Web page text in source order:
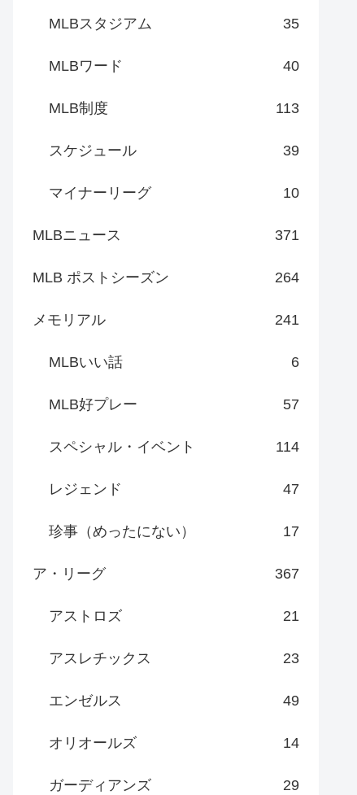
MLBスタジアム 35
MLBワード 40
MLB制度 113
スケジュール 39
マイナーリーグ 10
MLBニュース 371
MLB ポストシーズン 264
メモリアル 241
MLBいい話 6
MLB好プレー 57
スペシャル・イベント 114
レジェンド 47
珍事（めったにない） 17
ア・リーグ 367
アストロズ 21
アスレチックス 23
エンゼルス 49
オリオールズ 14
ガーディアンズ 29